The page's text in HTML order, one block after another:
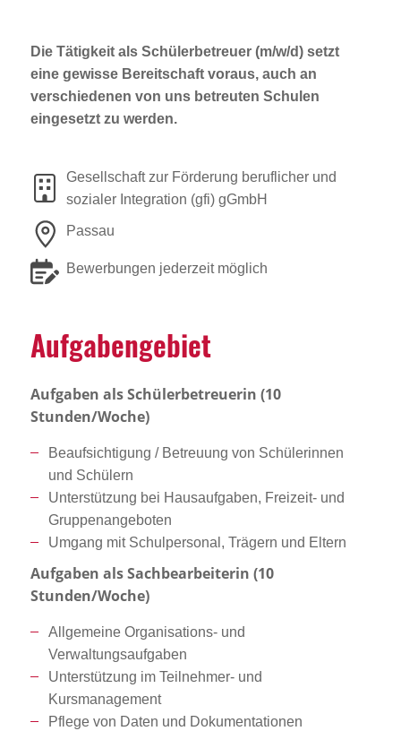
Die Tätigkeit als Schülerbetreuer (m/w/d) setzt
eine gewisse Bereitschaft voraus, auch an
verschiedenen von uns betreuten Schulen
eingesetzt zu werden.
Gesellschaft zur Förderung beruflicher und
sozialer Integration (gfi) gGmbH
Passau
Bewerbungen jederzeit möglich
Aufga­ben­ge­biet
Aufgaben als Schülerbetreuerin (10
Stunden/Woche)
Beaufsichtigung / Betreuung von Schülerinnen
und Schülern
Unterstützung bei Hausaufgaben, Freizeit- und
Gruppenangeboten
Umgang mit Schulpersonal, Trägern und Eltern
Aufgaben als Sachbearbeiterin (10
Stunden/Woche)
Allgemeine Organisations- und
Verwaltungsaufgaben
Unterstützung im Teilnehmer- und
Kursmanagement
Pflege von Daten und Dokumentationen